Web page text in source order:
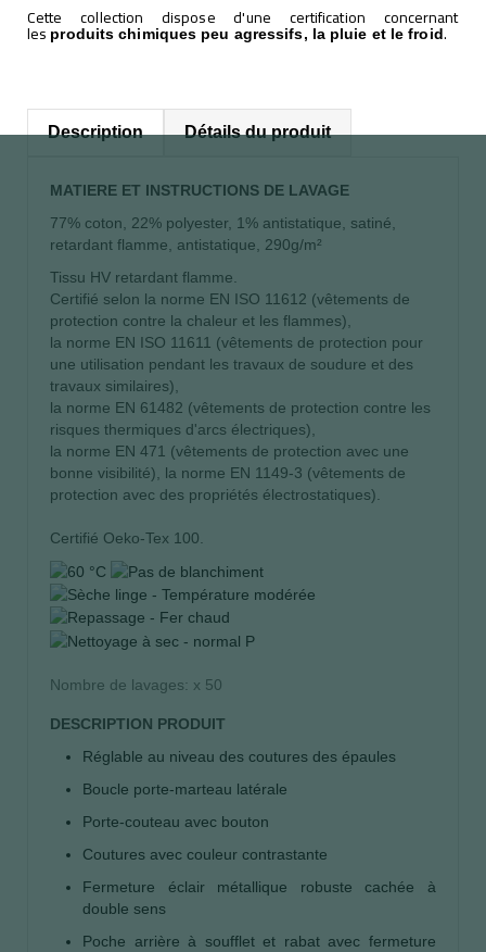
Cette collection dispose d'une certification concernant
les produits chimiques peu agressifs, la pluie et le froid.
Description Détails du produit
MATIERE ET INSTRUCTIONS DE LAVAGE
77% coton, 22% polyester, 1% antistatique, satiné,
retardant flamme, antistatique, 290g/m²
Tissu HV retardant flamme.
Certifié selon la norme EN ISO 11612 (vêtements de
protection contre la chaleur et les flammes),
la norme EN ISO 11611 (vêtements de protection pour
une utilisation pendant les travaux de soudure et des
travaux similaires),
la norme EN 61482 (vêtements de protection contre les
risques thermiques d'arcs électriques),
la norme EN 471 (vêtements de protection avec une
bonne visibilité), la norme EN 1149-3 (vêtements de
protection avec des propriétés électrostatiques).
Certifié Oeko-Tex 100.
Nombre de lavages: x 50
DESCRIPTION PRODUIT
Réglable au niveau des coutures des épaules
Boucle porte-marteau latérale
Porte-couteau avec bouton
Coutures avec couleur contrastante
Fermeture éclair métallique robuste cachée à
double sens
Poche arrière à soufflet et rabat avec fermeture